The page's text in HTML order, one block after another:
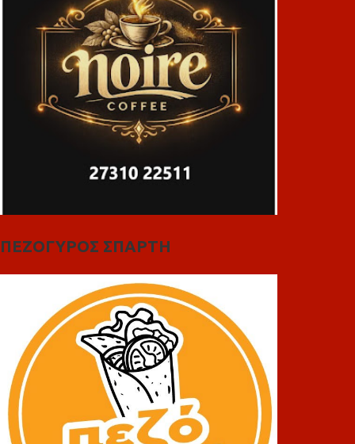
ΠΕΖΟΓΥΡΟΣ ΣΠΑΡΤΗ